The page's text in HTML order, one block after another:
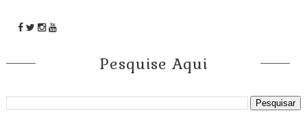
Pesquise Aqui